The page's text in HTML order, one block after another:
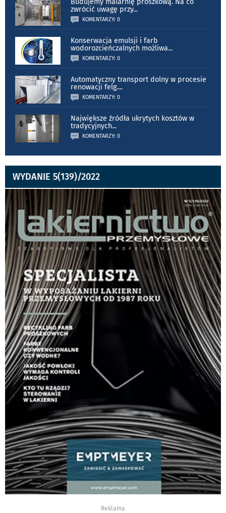
Budujemy malarnię proszkową. Na co
zwrócić uwagę przy...
KOMENTARZY: 0
Konserwacja emulsji i farb
wodorozcieńczalnych możliwa...
KOMENTARZY: 0
Automatyczny transport dolny w procesie
renowacji felg....
KOMENTARZY: 0
Największe źródła ukrytych kosztów w
tradycyjnych...
KOMENTARZY: 0
WYDANIE 5(139)/2022
Reklama